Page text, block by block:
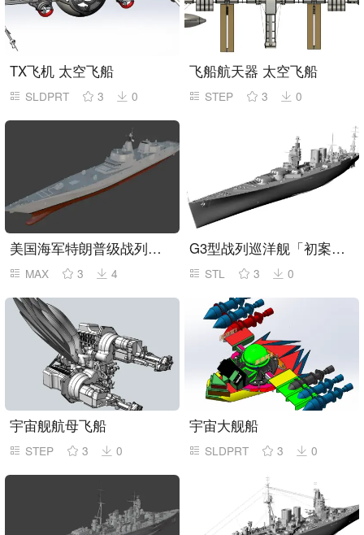
TX飞机 太空飞船
SLDPRT 3 0
飞船航天器 太空飞船
STEP 3 0
美国海军特朗普级战列舰,max,blender,fbx,stl,obj,glb等多种格式
MAX 3 4
G3型战列巡洋舰「初案」（1980）
STL 3 0
宇宙舰航母飞船
STEP 3 0
宇宙大舰船
SLDPRT 3 0